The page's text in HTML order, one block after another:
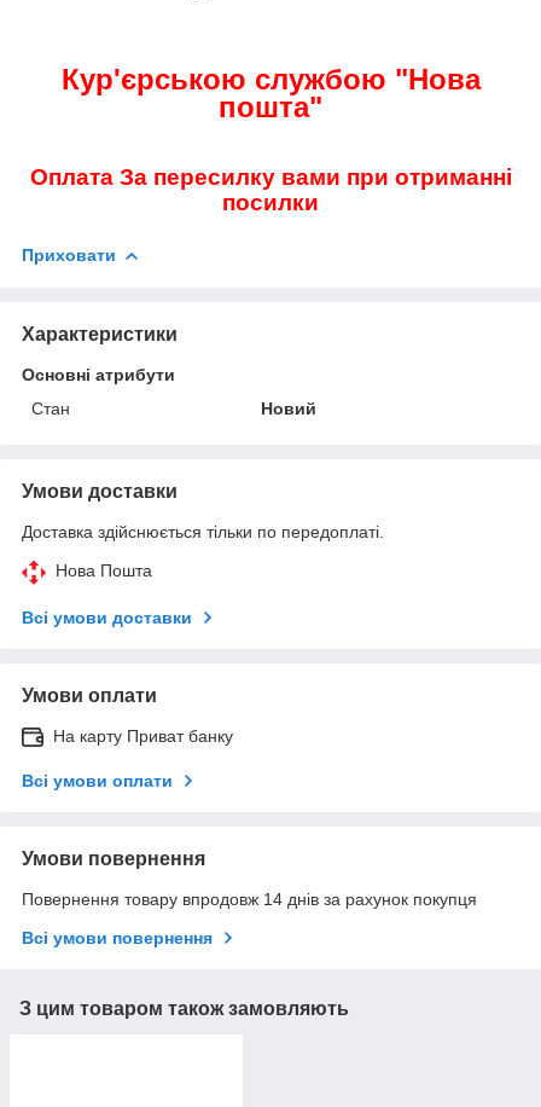
Кур'єрською службою "Нова
пошта"
Оплата За пересилку вами при отриманні
посилки
Приховати
Характеристики
Основні атрибути
Стан
Новий
Умови доставки
Доставка здійснюється тільки по передоплаті.
Нова Пошта
Всі умови доставки
Умови оплати
На карту Приват банку
Всі умови оплати
Умови повернення
Повернення товару впродовж 14 днів за рахунок покупця
Всі умови повернення
З цим товаром також замовляють